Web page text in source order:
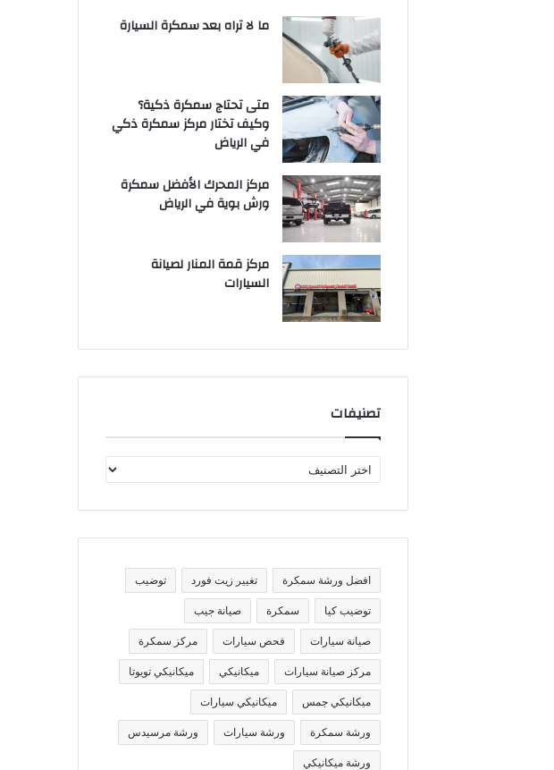
ما لا تراه بعد سمكرة السيارة
متى تحتاج سمكرة ذكية؟
وكيف تختار مركز سمكرة ذكي
في الرياض
مركز المحرك الأفضل سمكرة
ورش بوية في الرياض
مركز قمة المنار لصيانة
السيارات
تصنيفات
ص
ف
تافضل ورشة سمكرة تغيير زيت فورد توضيب
توضيب كيا سمكرة صيانة جيب
صيانة سيارات فحص سيارات مركز سمكرة
مركز صيانة سيارات ميكانيكي ميكانيكي تويوتا
ميكانيكي جمس ميكانيكي سيارات
ورشة سمكرة ورشة سيارات ورشة مرسيدس
ورشة ميكانيكي